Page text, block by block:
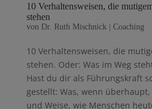
10 Verhaltensweisen, die
stehen
von Dr. Ruth Mischnick | Coaching
10 Verhaltensweisen, die
stehen. Oder: Was im Weg
Hast du dir als Führungskraft
gestellt: Was, wenn
und Weise, wie Menschen